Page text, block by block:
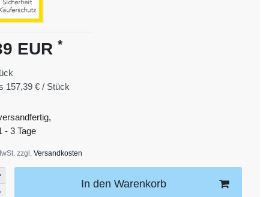
EUR *
157,39 € / Stück
- 3 Tage
zzgl. Versandkosten
In den Warenkorb